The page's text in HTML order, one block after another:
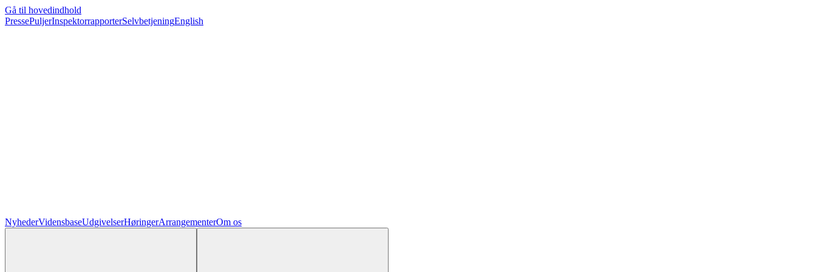
Gå til hovedindhold
PressePuljerInspektorrapporterSelvbetjeningEnglish
NyhederVidensbaseUdgivelserHøringerArrangementerOm os